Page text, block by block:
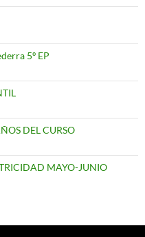
5º EP
DEL CURSO
MAYO-JUNIO